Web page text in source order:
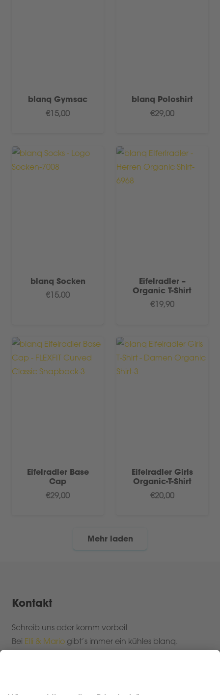
blanq Gymsac
€15,00
blanq Poloshirt
€29,00
blanq Socken
€15,00
Eifelradler –
Organic T-Shirt
€19,90
Eifelradler Base
Cap
€29,00
Eifelradler Girls
Organic-T-Shirt
€20,00
Mehr laden
Kontakt
Schreib uns oder komm vorbei!
Bei Elli & Mario gibt’s immer ein kühles blanq.